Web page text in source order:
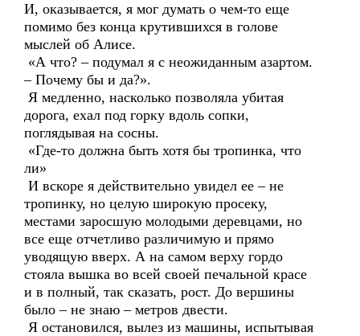
И, оказывается, я мог думать о чем-то еще
помимо без конца крутившихся в голове
мыслей об Алисе.
«А что? – подумал я с неожиданным азартом.
– Почему бы и да?».
Я медленно, насколько позволяла убитая
дорога, ехал под горку вдоль сопки,
поглядывая на сосны.
«Где-то должна быть хотя бы тропинка, что
ли»
И вскоре я действительно увидел ее – не
тропинку, но целую широкую просеку,
местами заросшую молодыми деревцами, но
все еще отчетливо различимую и прямо
уводящую вверх. А на самом верху гордо
стояла вышка во всей своей печальной красе
и в полный, так сказать, рост. До вершины
было – не знаю – метров двести.
Я остановился, вылез из машины, испытывая